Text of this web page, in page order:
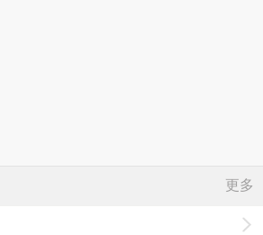
更多